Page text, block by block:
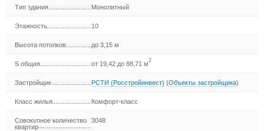
Тип здания Монолитный
Этажность 10
Высота потолков до 3,15 м
S общая от 19,42 до 88,71 м2
Застройщик РСТИ (Росстройинвест) (Объекты застройщика)
Класс жилья Комфорт-класс
Совокупное количество
квартир
3048